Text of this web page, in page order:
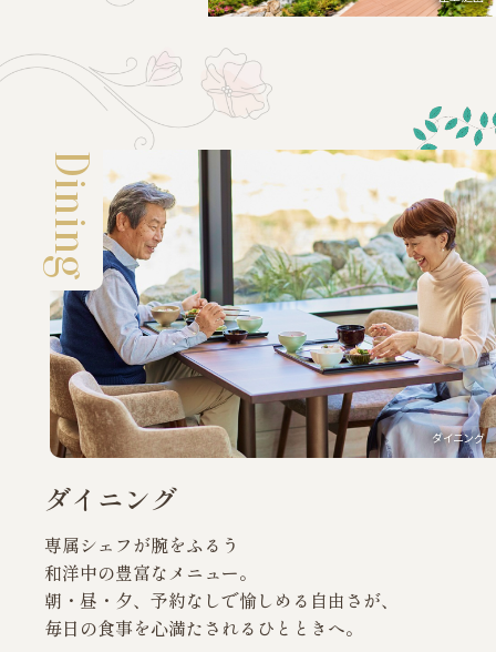
ダイニング
専属シェフが腕をふるう
和洋中の豊富なメニュー。
朝・昼・夕、予約なしで愉しめる自由さが、
毎日の食事を心満たされるひとときへ。
Dining
ダイニング